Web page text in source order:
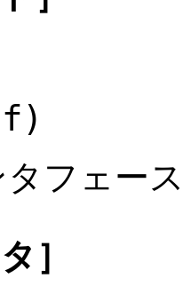
フェース
］